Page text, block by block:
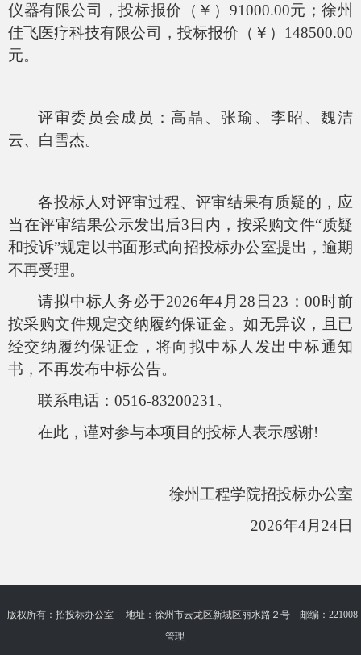
仪器有限公司，投标报价（￥）91000.00元；徐州
佳飞医疗科技有限公司，投标报价（￥）148500.00
元。
评审委员会成员：高晶、张瑜、李昭、魏洁
云、白雪杰。
各投标人对评审过程、评审结果有质疑的，应
当在评审结果公示发出后3日内，按采购文件“质疑
和投诉”规定以书面形式向招投标办公室提出，逾期
不再受理。
请拟中标人务必于2026年4月28日23：00时前
按采购文件规定交纳履约保证金。如无异议，且已
经交纳履约保证金，将向拟中标人发出中标通知
书，不再发布中标公告。
联系电话：0516-83200231。
在此，谨对参与本项目的投标人表示感谢!
徐州工程学院招投标办公室
2026年4月24日
版权所有：招投标办公室 地址：徐州市云龙区新城区丽水路２号 邮编：221008
管理